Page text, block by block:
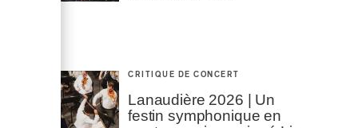
CRITIQUE DE CONCERT
Lanaudière 2026 | Un
festin symphonique en